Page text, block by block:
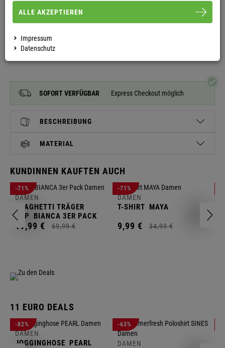
SOFORT VERFÜGBAR Express Checkout möglich
BESCHREIBUNG
MATERIAL
KUNDINNEN KAUFTEN AUCH
-71%
DAMEN
SPAGHETTI TRÄGER
TOP
BIANCA 3ER PACK
19,99 € 69,99 €
-71%
DAMEN
T-SHIRT MAYA
9,99 € 34,99 €
11 EURO DEALS
-82%
DAMEN
JOGGINGHOSE PEARL
-63%
DAMEN
ALLE AKZEPTIEREN
Impressum
Datenschutz